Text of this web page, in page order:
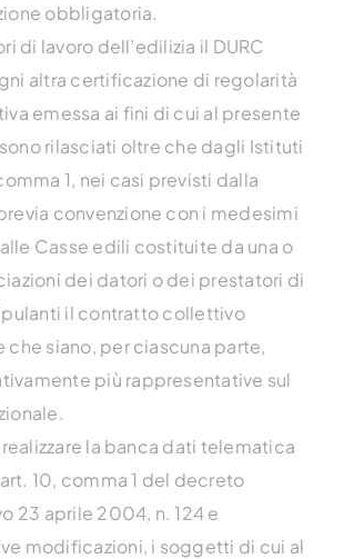
obbligatoria.
di lavoro dell’edilizia il DURC
altra certificazione di regolarità
emessa ai fini di cui al presente
rilasciati oltre che dagli Istituti
1, nei casi previsti dalla
convenzione con i medesimi
Casse edili costituite da una o
dei datori o dei prestatori di
il contratto collettivo
che siano, per ciascuna parte,
più rappresentative sul
la banca dati telematica
10, comma 1 del decreto
23 aprile 2004, n. 124 e
modificazioni, i soggetti di cui al